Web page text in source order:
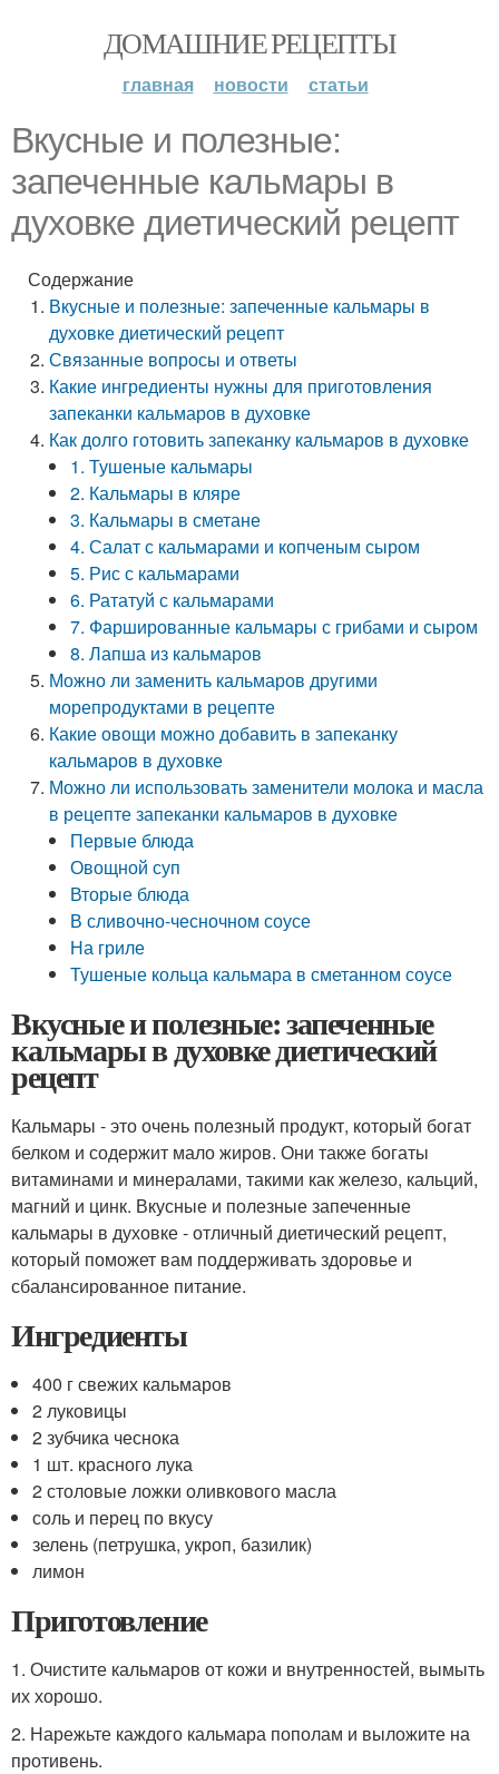
ДОМАШНИЕ РЕЦЕПТЫ
главная новости статьи
Вкусные и полезные:
запеченные кальмары в
духовке диетический рецепт
Содержание
Вкусные и полезные: запеченные кальмары в
духовке диетический рецепт
Связанные вопросы и ответы
Какие ингредиенты нужны для приготовления
запеканки кальмаров в духовке
Как долго готовить запеканку кальмаров в духовке
1. Тушеные кальмары
2. Кальмары в кляре
3. Кальмары в сметане
4. Салат с кальмарами и копченым сыром
5. Рис с кальмарами
6. Рататуй с кальмарами
7. Фаршированные кальмары с грибами и сыром
8. Лапша из кальмаров
Можно ли заменить кальмаров другими
морепродуктами в рецепте
Какие овощи можно добавить в запеканку
кальмаров в духовке
Можно ли использовать заменители молока и масла
в рецепте запеканки кальмаров в духовке
Первые блюда
Овощной суп
Вторые блюда
В сливочно-чесночном соусе
На гриле
Тушеные кольца кальмара в сметанном соусе
Вкусные и полезные: запеченные
кальмары в духовке диетический
рецепт
Кальмары - это очень полезный продукт, который богат
белком и содержит мало жиров. Они также богаты
витаминами и минералами, такими как железо, кальций,
магний и цинк. Вкусные и полезные запеченные
кальмары в духовке - отличный диетический рецепт,
который поможет вам поддерживать здоровье и
сбалансированное питание.
Ингредиенты
400 г свежих кальмаров
2 луковицы
2 зубчика чеснока
1 шт. красного лука
2 столовые ложки оливкового масла
соль и перец по вкусу
зелень (петрушка, укроп, базилик)
лимон
Приготовление
1. Очистите кальмаров от кожи и внутренностей, вымыть
их хорошо.
2. Нарежьте каждого кальмара пополам и выложите на
противень.